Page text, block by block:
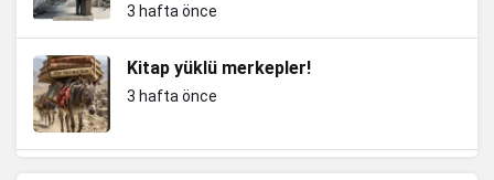
3 hafta önce
Kitap yüklü merkepler!
3 hafta önce